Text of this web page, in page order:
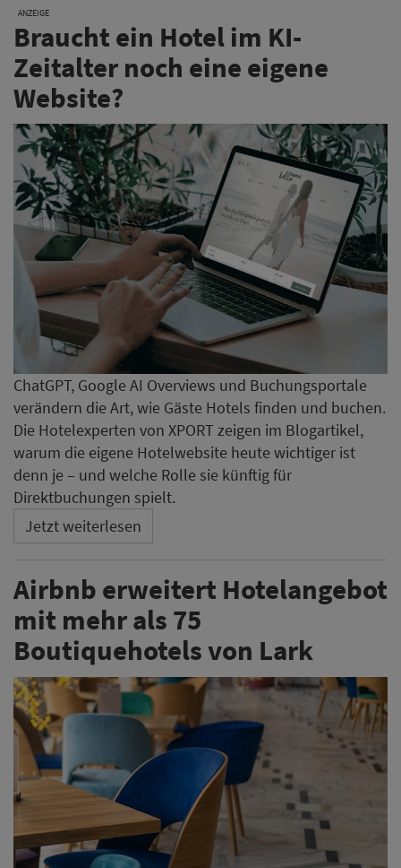
ANZEIGE
Braucht ein Hotel im KI-
Zeitalter noch eine eigene
Website?
ChatGPT, Google AI Overviews und Buchungsportale
verändern die Art, wie Gäste Hotels finden und buchen.
Die Hotelexperten von XPORT zeigen im Blogartikel,
warum die eigene Hotelwebsite heute wichtiger ist
denn je – und welche Rolle sie künftig für
Direktbuchungen spielt.
Jetzt weiterlesen
Airbnb erweitert Hotelangebot
mit mehr als 75
Boutiquehotels von Lark